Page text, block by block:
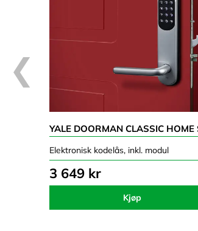
Elektronisk kodelås, inkl. modul
3 649 kr
Kjøp